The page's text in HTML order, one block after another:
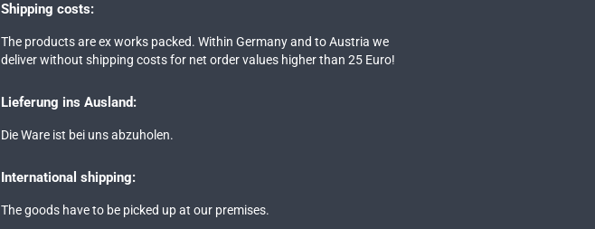
Shipping costs:
The products are ex works packed. Within Germany and to Austria we
deliver without shipping costs for net order values higher than 25 Euro!
Lieferung ins Ausland:
Die Ware ist bei uns abzuholen.
International shipping:
The goods have to be picked up at our premises.